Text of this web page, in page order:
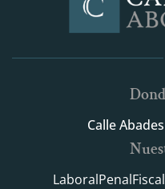
Calle
LaboralPenalFiscal